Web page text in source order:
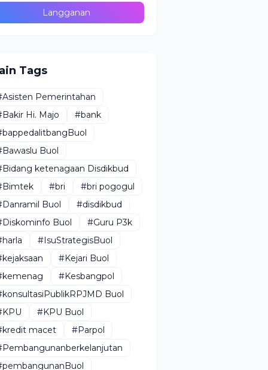
Tags
Pemerintahan
Hi. Majo
#bank
Buol
ketenagaan Disdikbud
#bri
#bri pogogul
Buol
#disdikbud
Buol
#Guru P3k
#IsuStrategisBuol
#Kejari Buol
#Kesbangpol
Buol
#KPU Buol
macet
#Parpol